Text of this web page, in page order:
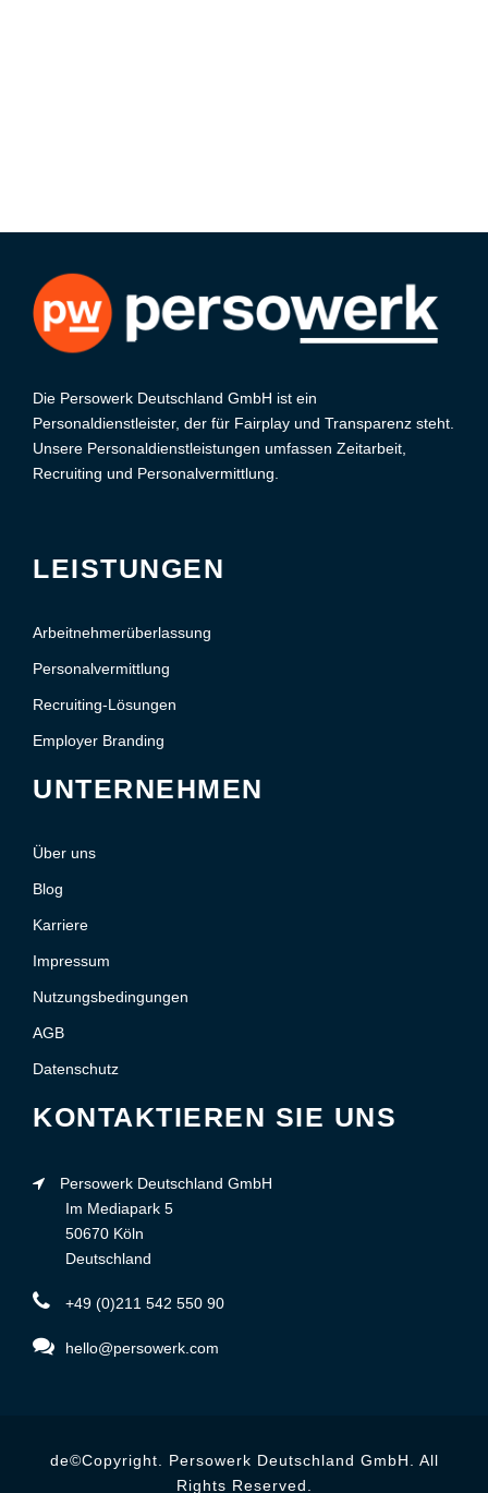
Die Persowerk Deutschland GmbH ist ein
Personaldienstleister, der für Fairplay und Transparenz steht.
Unsere Personaldienstleistungen umfassen Zeitarbeit,
Recruiting und Personalvermittlung.
LEISTUNGEN
Arbeitnehmerüberlassung
Personalvermittlung
Recruiting-Lösungen
Employer Branding
UNTERNEHMEN
Über uns
Blog
Karriere
Impressum
Nutzungsbedingungen
AGB
Datenschutz
KONTAKTIEREN SIE UNS
Persowerk Deutschland GmbH
Im Mediapark 5
50670 Köln
Deutschland
+49 (0)211 542 550 90
hello@persowerk.com
de©Copyright. Persowerk Deutschland GmbH. All
Rights Reserved.